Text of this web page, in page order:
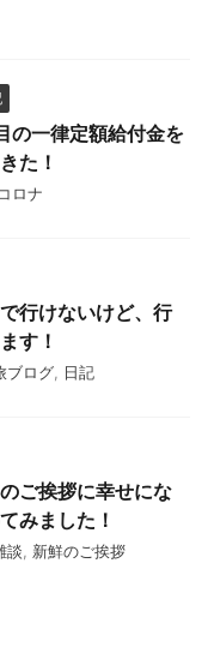
の一律定額給付金を
た！
コロナ
行けないけど、行
す！
ブログ 日記
ご挨拶に幸せにな
みました！
談 新鮮のご挨拶